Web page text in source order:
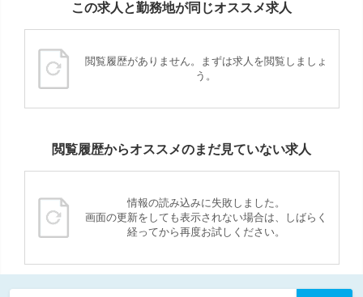
この求人と勤務地が同じオススメ求人
閲覧履歴がありません。まずは求人を閲覧しましょ
う。
閲覧履歴からオススメのまだ見ていない求人
情報の読み込みに失敗しました。
画面の更新をしても表示されない場合は、しばらく
経ってから再度お試しください。